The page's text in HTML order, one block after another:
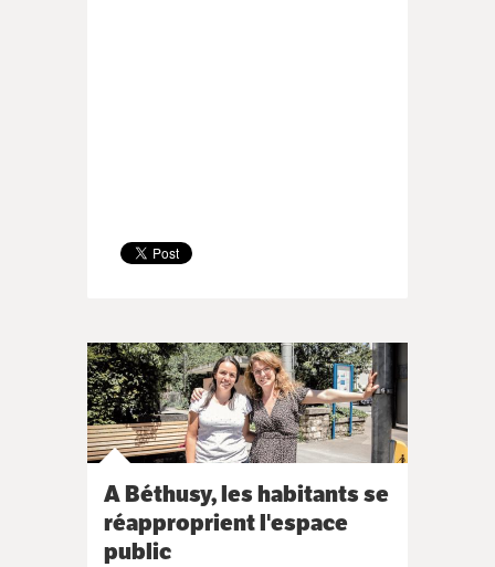
A Béthusy, les habitants se
réapproprient l'espace
public